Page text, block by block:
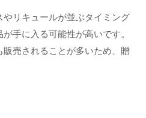
リキュールが並ぶタイミング
手に入る可能性が高いです。
販売されることが多いため、贈